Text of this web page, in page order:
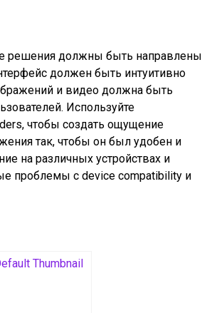
решения должны быть направлены
должен быть интуитивно
и видео должна быть
Используйте
чтобы создать ощущение
так, чтобы он был удобен и
на различных устройствах и
проблемы с device compatibility и